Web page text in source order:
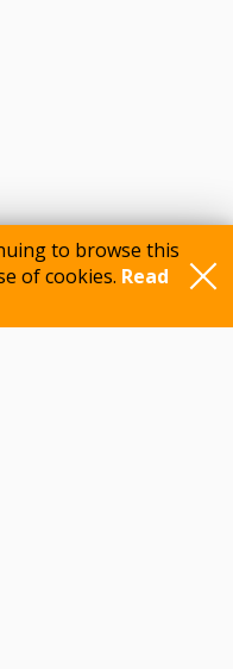
to browse this
of cookies. Read